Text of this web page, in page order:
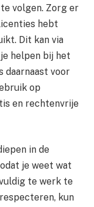
volgen. Zorg er
hebt
Dit kan via
helpen bij het
daarnaast voor
op
en rechtenvrije
in de
je weet wat
te werk te
kun